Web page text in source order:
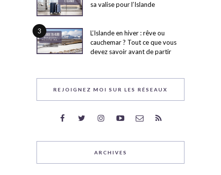
sa valise pour l’Islande
3
L’Islande en hiver : rêve ou
cauchemar ? Tout ce que vous
devez savoir avant de partir
REJOIGNEZ MOI SUR LES RÉSEAUX
ARCHIVES